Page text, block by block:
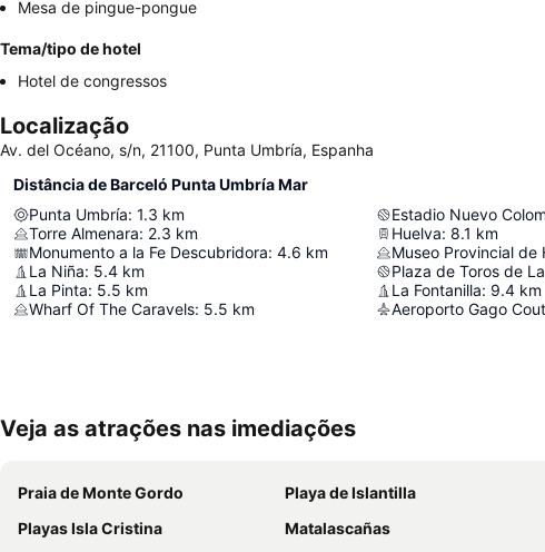
Mesa de pingue-pongue
Tema/tipo de hotel
Hotel de congressos
Localização
Av. del Océano, s/n, 21100, Punta Umbría, Espanha
Distância de Barceló Punta Umbría Mar
Punta Umbría: 1.3 km
Torre Almenara: 2.3 km
Monumento a la Fe Descubridora: 4.6 km
La Niña: 5.4 km
La Pinta: 5.5 km
Wharf Of The Caravels: 5.5 km
Estadio Nuevo
Huelva: 8.1 km
Museo Provincial de
Plaza de Toros de
La Fontanilla: 9.4 km
Aeroporto Gago
Veja as atrações nas imediações
Praia de Monte Gordo Playa de Islantilla
Playas Isla Cristina
Matalascañas